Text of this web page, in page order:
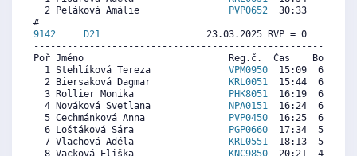
  2 Peláková Amálie
PVP0652
30:33     0
9142
D21
23.03.2025 RVP = 0     IP
Poř Jméno                          Reg.č.  Čas    Body
  1 Stehlíková Tereza
VPM0950
15:09  6558
  2 Biersaková Dagmar
KRL0051
15:44  6324
  3 Rollier Monika
PHK8051
16:19  6089
  4 Nováková Svetlana
NPA0151
16:24  6056
  5 Cechmánková Anna
PVP0450
16:25  6049
  6 Loštáková Sára
PGP0660
17:34  5587
  7 Vlachová Adéla
KRL0551
18:13  5326
  8 Vacková Eliška
KNC9850
20:21  4468